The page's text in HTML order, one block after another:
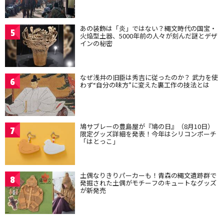
5 あの装飾は「炎」ではない？縄文時代の国宝・
火焔型土器、5000年前の人々が刻んだ謎とデザ
インの秘密
6 なぜ浅井の旧臣は秀吉に従ったのか？ 武力を使
わず“自分の味方”に変えた裏工作の技法とは
7 鳩サブレーの豊島屋が『鳩の日』（8月10日）
限定グッズ詳細を発表！今年はシリコンポーチ
「はとっこ」
8 土偶なりきりパーカーも！青森の縄文遺跡群で
発掘された土偶がモチーフのキュートなグッズ
が新発売